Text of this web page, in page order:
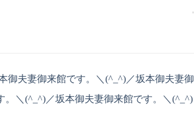
御夫妻御来館です。＼(^_^)／坂本御夫妻御
。＼(^_^)／坂本御夫妻御来館です。＼(^_^)